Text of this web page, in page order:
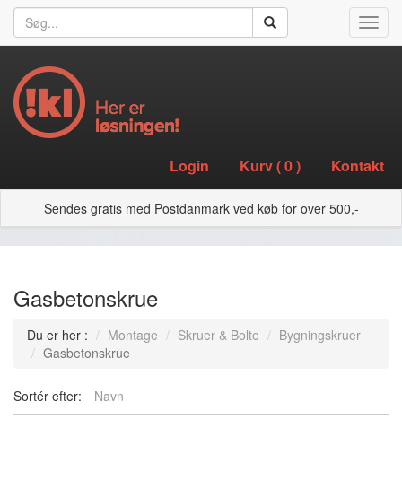
Login Kurv (0) Kontakt
Sendes gratis med Postdanmark ved køb for over 500,-
Gasbetonskrue
Du er her : Montage Skruer & Bolte
Bygningskruer
Gasbetonskrue
Sortér efter: Navn